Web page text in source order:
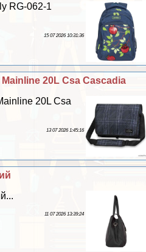
RG-062-1
15 07 2026 10:31:36
20L Csa Cascadia
20L Csa
13 07 2026 1:45:16
11 07 2026 13:39:24